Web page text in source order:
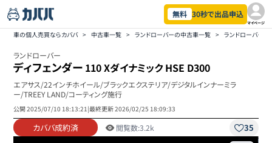
無料 30秒で出品申込
マイページ
車の個人売買ならカババ > 中古車一覧 > ランドローバーの中古車一覧 > ランドローバー
ランドローバー
ディフェンダー 110 Xダイナミック HSE D300
エアサス/22インチホイール/ブラックエクステリア/デジタルインナーミラ
ー/TREEY LAND/コーティング施行
公開2025/07/10 18:13:21|最終更新2026/02/25 18:09:33
カババ成約済 閲覧数:3.2k 35